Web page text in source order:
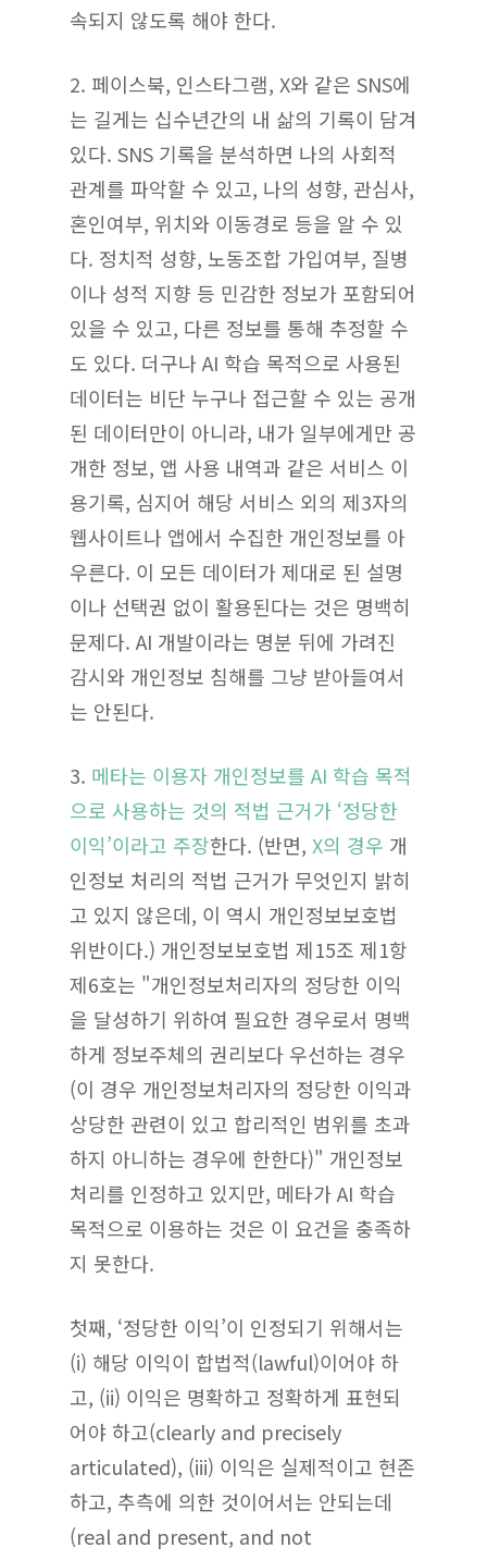
속되지 않도록 해야 한다.
2. 페이스북, 인스타그램, X와 같은 SNS에
는 길게는 십수년간의 내 삶의 기록이 담겨
있다. SNS 기록을 분석하면 나의 사회적
관계를 파악할 수 있고, 나의 성향, 관심사,
혼인여부, 위치와 이동경로 등을 알 수 있
다. 정치적 성향, 노동조합 가입여부, 질병
이나 성적 지향 등 민감한 정보가 포함되어
있을 수 있고, 다른 정보를 통해 추정할 수
도 있다. 더구나 AI 학습 목적으로 사용된
데이터는 비단 누구나 접근할 수 있는 공개
된 데이터만이 아니라, 내가 일부에게만 공
개한 정보, 앱 사용 내역과 같은 서비스 이
용기록, 심지어 해당 서비스 외의 제3자의
웹사이트나 앱에서 수집한 개인정보를 아
우른다. 이 모든 데이터가 제대로 된 설명
이나 선택권 없이 활용된다는 것은 명백히
문제다. AI 개발이라는 명분 뒤에 가려진
감시와 개인정보 침해를 그냥 받아들여서
는 안된다.
3. 메타는 이용자 개인정보를 AI 학습 목적
으로 사용하는 것의 적법 근거가 ‘정당한
이익’이라고 주장한다. (반면, X의 경우 개
인정보 처리의 적법 근거가 무엇인지 밝히
고 있지 않은데, 이 역시 개인정보보호법
위반이다.) 개인정보보호법 제15조 제1항
제6호는 "개인정보처리자의 정당한 이익
을 달성하기 위하여 필요한 경우로서 명백
하게 정보주체의 권리보다 우선하는 경우
(이 경우 개인정보처리자의 정당한 이익과
상당한 관련이 있고 합리적인 범위를 초과
하지 아니하는 경우에 한한다)" 개인정보
처리를 인정하고 있지만, 메타가 AI 학습
목적으로 이용하는 것은 이 요건을 충족하
지 못한다.
첫째, ‘정당한 이익’이 인정되기 위해서는
(i) 해당 이익이 합법적(lawful)이어야 하
고, (ii) 이익은 명확하고 정확하게 표현되
어야 하고(clearly and precisely
articulated), (iii) 이익은 실제적이고 현존
하고, 추측에 의한 것이어서는 안되는데
(real and present, and not